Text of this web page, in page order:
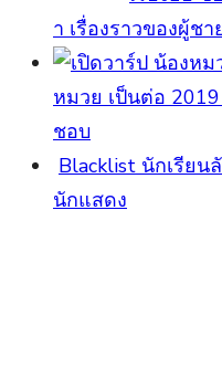
า เรื่องราวของผู้ช
หมวย เป็นต่อ
ชอบ
Blacklist นักเรีย
นักแสดง